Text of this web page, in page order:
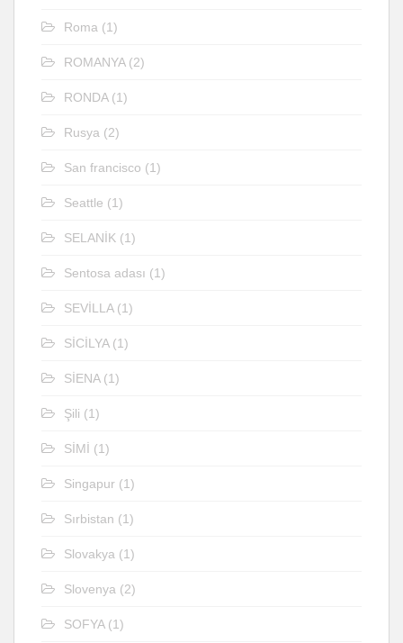
Roma (1)
ROMANYA(2)
RONDA(1)
Rusya (2)
San francisco (1)
Seattle (1)
SELANİK (1)
Sentosa adası (1)
SEVİLLA(1)
SİCİLYA(1)
SİENA(1)
Şili (1)
SİMİ (1)
Singapur (1)
Sırbistan (1)
Slovakya (1)
Slovenya (2)
SOFYA(1)